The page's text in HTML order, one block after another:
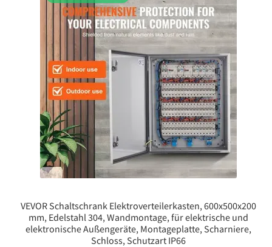
VEVOR Schaltschrank Elektroverteilerkasten, 600x500x200
mm, Edelstahl 304, Wandmontage, für elektrische und
elektronische Außengeräte, Montageplatte, Scharniere,
Schloss, Schutzart IP66